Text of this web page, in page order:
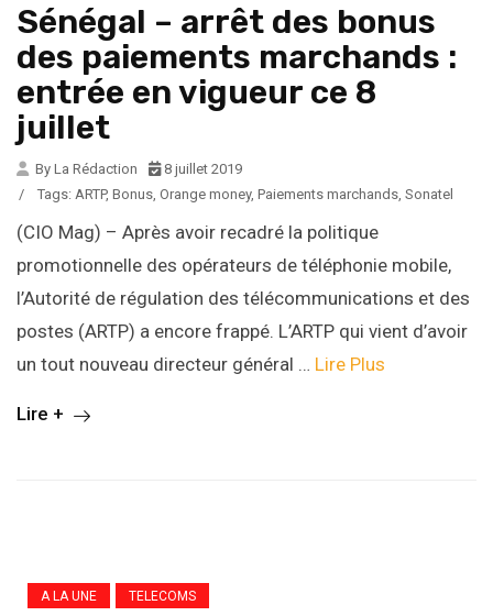
Sénégal – arrêt des bonus
des paiements marchands :
entrée en vigueur ce 8
juillet
By La Rédaction
8 juillet 2019
/
Tags: ARTP, Bonus Orange money, Paiements marchands Sonatel
(CIO Mag) – Après avoir recadré la politique
promotionnelle des opérateurs de téléphonie mobile,
l’Autorité de régulation des télécommunications et des
postes (ARTP) a encore frappé. L’ARTP qui vient d’avoir
un tout nouveau directeur général … Lire Plus
Lire +
A LA UNE TELECOMS